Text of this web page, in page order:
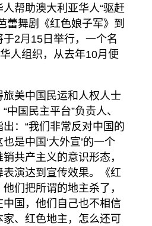
帮助澳大利亚华人“驱赶
舞剧《红色娘子军》到
2月15日举行，一个名
人组织，从去年10月便
美中国民运和人权人士
中国民主平台”负责人、
：“我们非常反对中国的
是中国‘大外宣’的一个
共产主义的意识形态，
表演达到宣传效果。《红
们把所谓的地主杀了，
国，他们自己也不相信
、红色地主，怎么还可